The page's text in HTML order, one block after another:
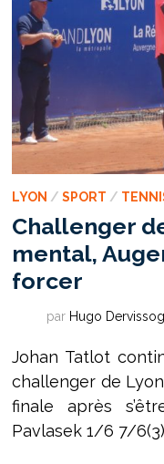
LYON / SPORT /
Challenger
mental,
forcer
par Hugo
Johan Tatlot
challenger de
finale après
Pavlasek 1/6 7/6(3)